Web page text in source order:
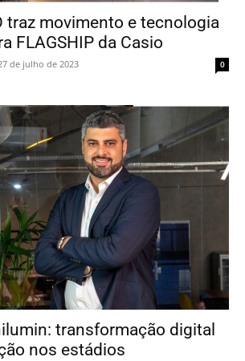
traz movimento e tecnologia
FLAGSHIP da Casio
de julho de 2023 0
transformação digital
nos estádios